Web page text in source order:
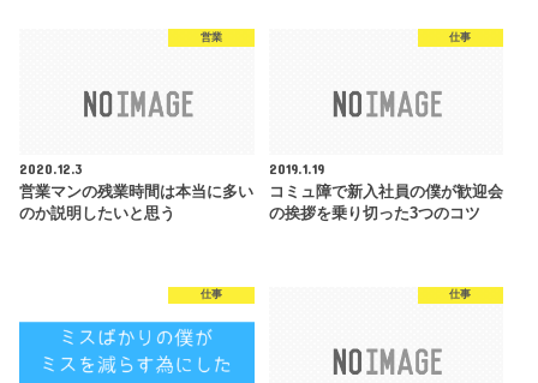
営業
2020.12.3
営業マンの残業時間は本当に多い
のか説明したいと思う
仕事
2019.1.19
コミュ障で新入社員の僕が歓迎会
の挨拶を乗り切った3つのコツ
仕事 仕事